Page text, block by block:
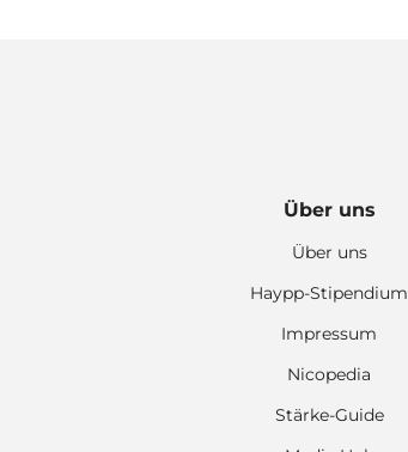
Über uns
Über uns
Haypp-Stipendium
Impressum
Nicopedia
Stärke-Guide